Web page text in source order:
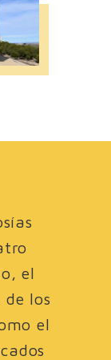
el
los
el